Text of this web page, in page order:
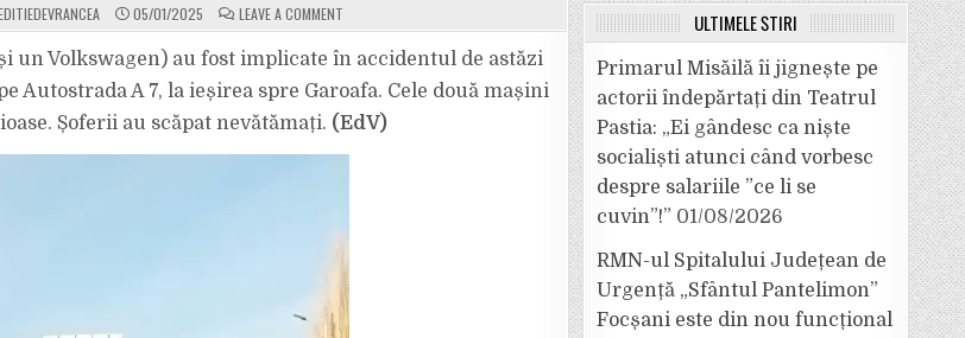
05/01/2025 LEAVE A COMMENT
VIDEO
MAȘINILE
BMW
ȘI
VW
IMPLICATE
ÎN
DE
GAROAFA,
DE
PE
AUTOSTRADĂ
un Volkswagen) au fost implicate în accidentul de astăzi
Autostrada A 7, la ieșirea spre Garoafa. Cele două mașini
Șoferii au scăpat nevătămați. (EdV)
ULTIMELE ȘTIRI
Primarul Misăilă îi jignește pe
actorii îndepărtați din Teatrul
Pastia: „Ei gândesc ca niște
socialiști atunci când vorbesc
despre salariile ”ce li se
cuvin”!” 01/08/2026
RMN-ul Spitalului Județean de
Urgență „Sfântul Pantelimon”
Focșani este din nou funcțional